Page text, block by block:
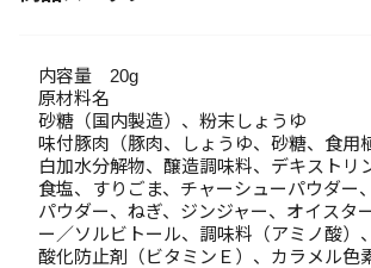
内容量 20g
原材料名
砂糖（国内製造）、粉末しょうゆ
味付豚肉（豚肉、しょうゆ、砂糖、食用
白加水分解物、醸造調味料、デキストリ
食塩、すりごま、チャーシューパウダー
パウダー、ねぎ、ジンジャー、オイスタ
ー／ソルビトール、調味料（アミノ酸）
酸化防止剤（ビタミンＥ）、カラメル色